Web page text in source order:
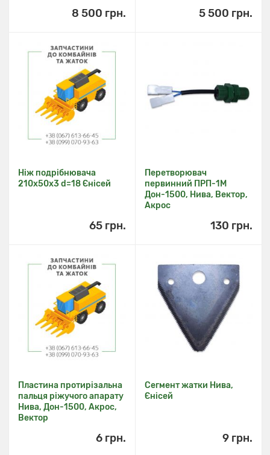
8 500 грн. 5 500 грн.
Ніж подрібнювача
210x50x3 d=18 Єнісей
65 грн.
Перетворювач
первинний ПРП-1М
Дон-1500, Нива, Вектор,
Акрос
130 грн.
Пластина протирізальна
пальця ріжучого апарату
Нива, Дон-1500, Акрос,
Вектор
6 грн.
Сегмент жатки Нива,
Єнісей
9 грн.